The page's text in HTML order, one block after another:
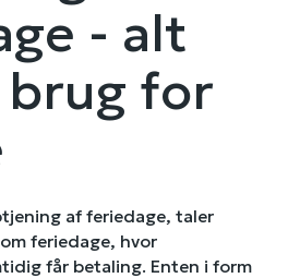
- alt
for
af feriedage, taler
feriedage, hvor
får betaling. Enten i form